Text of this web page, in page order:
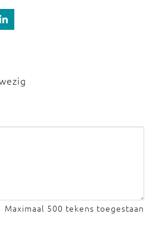
Maximaal 500 tekens toegestaan